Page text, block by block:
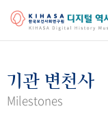
걸어온 길 기관 변천
기관 변천사
Milestones